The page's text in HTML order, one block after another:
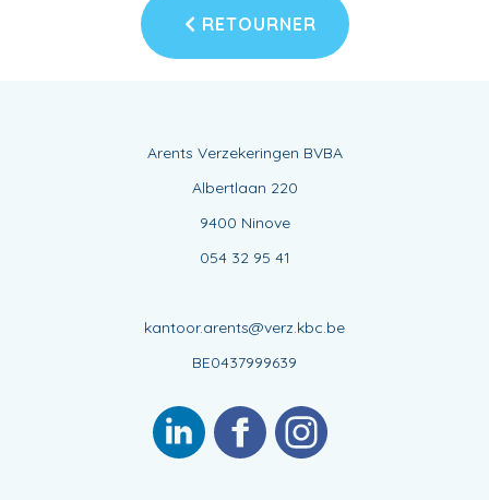
RETOURNER
Arents Verzekeringen BVBA
Albertlaan 220
9400 Ninove
054 32 95 41
kantoor.arents@verz.kbc.be
BE0437999639